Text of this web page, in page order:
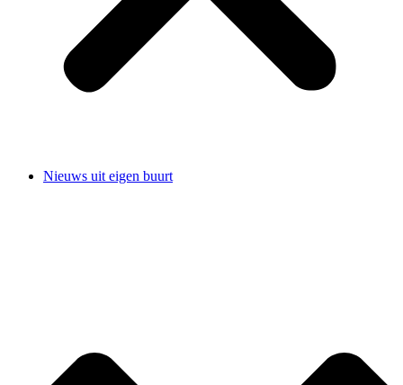
Nieuws uit eigen buurt